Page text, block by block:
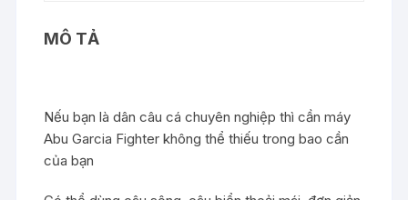
MÔ TẢ
Nếu bạn là dân câu cá chuyên nghiệp thì cần máy
Abu Garcia Fighter không thể thiếu trong bao cần
của bạn